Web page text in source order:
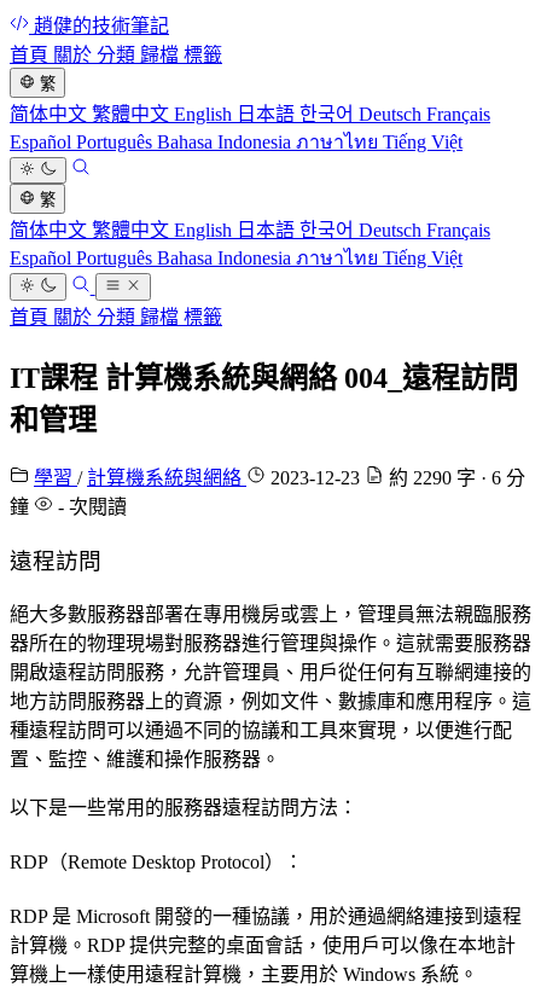
趙健的技術筆記
首頁 關於 分類 歸檔 標籤
繁
简体中文 繁體中文 English 日本語 한국어 Deutsch Français
Español Português Bahasa Indonesia ภาษาไทย Tiếng Việt
繁
简体中文 繁體中文 English 日本語 한국어 Deutsch Français
Español Português Bahasa Indonesia ภาษาไทย Tiếng Việt
首頁 關於 分類 歸檔 標籤
IT課程 計算機系統與網絡 004_遠程訪問
和管理
學習 / 計算機系統與網絡 2023-12-23
約 2290 字 · 6 分
鐘
- 次閱讀
遠程訪問
絕大多數服務器部署在專用機房或雲上，管理員無法親臨服務
器所在的物理現場對服務器進行管理與操作。這就需要服務器
開啟遠程訪問服務，允許管理員、用戶從任何有互聯網連接的
地方訪問服務器上的資源，例如文件、數據庫和應用程序。這
種遠程訪問可以通過不同的協議和工具來實現，以便進行配
置、監控、維護和操作服務器。
以下是一些常用的服務器遠程訪問方法：
RDP（Remote Desktop Protocol）：
RDP 是 Microsoft 開發的一種協議，用於通過網絡連接到遠程
計算機。RDP 提供完整的桌面會話，使用戶可以像在本地計
算機上一樣使用遠程計算機，主要用於 Windows 系統。